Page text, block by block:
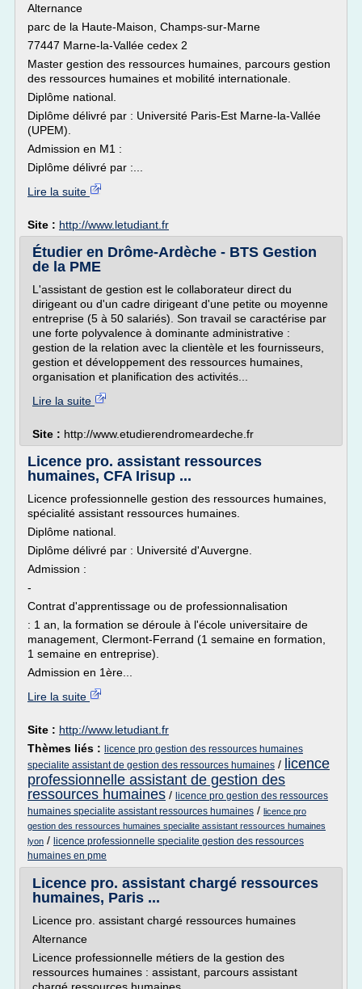
Alternance
parc de la Haute-Maison, Champs-sur-Marne
77447 Marne-la-Vallée cedex 2
Master gestion des ressources humaines, parcours gestion
des ressources humaines et mobilité internationale.
Diplôme national.
Diplôme délivré par : Université Paris-Est Marne-la-Vallée
(UPEM).
Admission en M1 :
Diplôme délivré par :...
Lire la suite
Site : http://www.letudiant.fr
Étudier en Drôme-Ardèche - BTS Gestion
de la PME
L'assistant de gestion est le collaborateur direct du
dirigeant ou d'un cadre dirigeant d'une petite ou moyenne
entreprise (5 à 50 salariés). Son travail se caractérise par
une forte polyvalence à dominante administrative :
gestion de la relation avec la clientèle et les fournisseurs,
gestion et développement des ressources humaines,
organisation et planification des activités...
Lire la suite
Site : http://www.etudierendromeardeche.fr
Licence pro. assistant ressources
humaines, CFA Irisup ...
Licence professionnelle gestion des ressources humaines,
spécialité assistant ressources humaines.
Diplôme national.
Diplôme délivré par : Université d'Auvergne.
Admission :
-
Contrat d'apprentissage ou de professionnalisation
: 1 an, la formation se déroule à l'école universitaire de
management, Clermont-Ferrand (1 semaine en formation,
1 semaine en entreprise).
Admission en 1ère...
Lire la suite
Site : http://www.letudiant.fr
Thèmes liés : licence pro gestion des ressources humaines
specialite assistant de gestion des ressources humaines / licence
professionnelle assistant de gestion des
ressources humaines / licence pro gestion des ressources
humaines specialite assistant ressources humaines / licence pro
gestion des ressources humaines specialite assistant ressources humaines
lyon / licence professionnelle specialite gestion des ressources
humaines en pme
Licence pro. assistant chargé ressources
humaines, Paris ...
Licence pro. assistant chargé ressources humaines
Alternance
Licence professionnelle métiers de la gestion des
ressources humaines : assistant, parcours assistant